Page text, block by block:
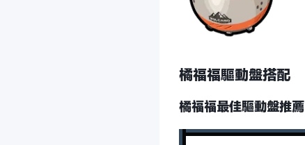
橘福福驅動盤搭配
橘福福最佳驅動盤推薦